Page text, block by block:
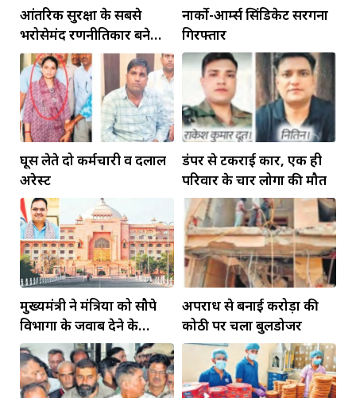
आंतरिक सुरक्षा के सबसे
भरोसेमंद रणनीतिकार बने
रहेंगे गोविंद मोहन
नार्को-आर्म्स सिंडिकेट सरगना
गिरफ्तार
घूस लेते दो कर्मचारी व दलाल
अरेस्ट
डंपर से टकराई कार, एक ही
परिवार के चार लोगों की मौत
मुख्यमंत्री ने मंत्रियों को सौपे
विभागों के जवाब देने के
दायित्व
अपराध से बनाई करोड़ों की
कोठी पर चला बुलडोजर